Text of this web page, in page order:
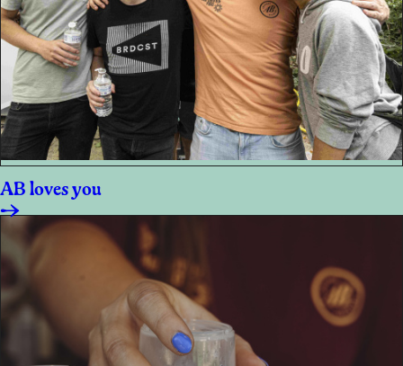
AB loves you